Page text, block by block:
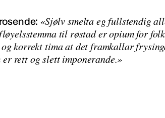
«Sjølv smelta eg fullstendig
til røstad er opium for
korrekt tima at det framkallar
rett og slett imponerande.»